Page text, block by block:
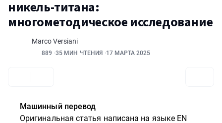
никель-титана:
многометодическое исследование
Marco Versiani
889 35 МИН ЧТЕНИЯ 17 МАРТА 2025
Машинный перевод
Оригинальная статья написана на языке EN